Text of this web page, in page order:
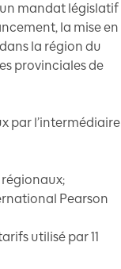
mandat législatif
la mise en
la région du
provinciales de
par l’intermédiaire
régionaux;
Pearson
utilisé par 11